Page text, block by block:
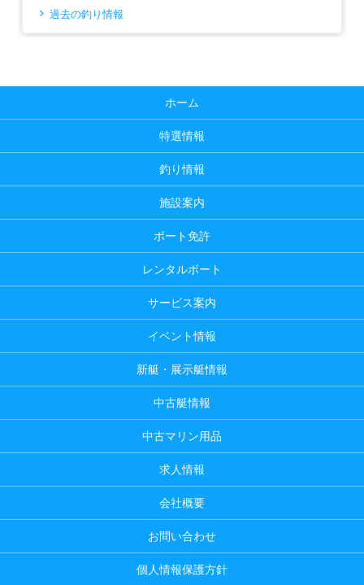
過去の釣り情報
ホーム
特選情報
釣り情報
施設案内
ボート免許
レンタルボート
サービス案内
イベント情報
新艇・展示艇情報
中古艇情報
中古マリン用品
求人情報
会社概要
お問い合わせ
個人情報保護方針